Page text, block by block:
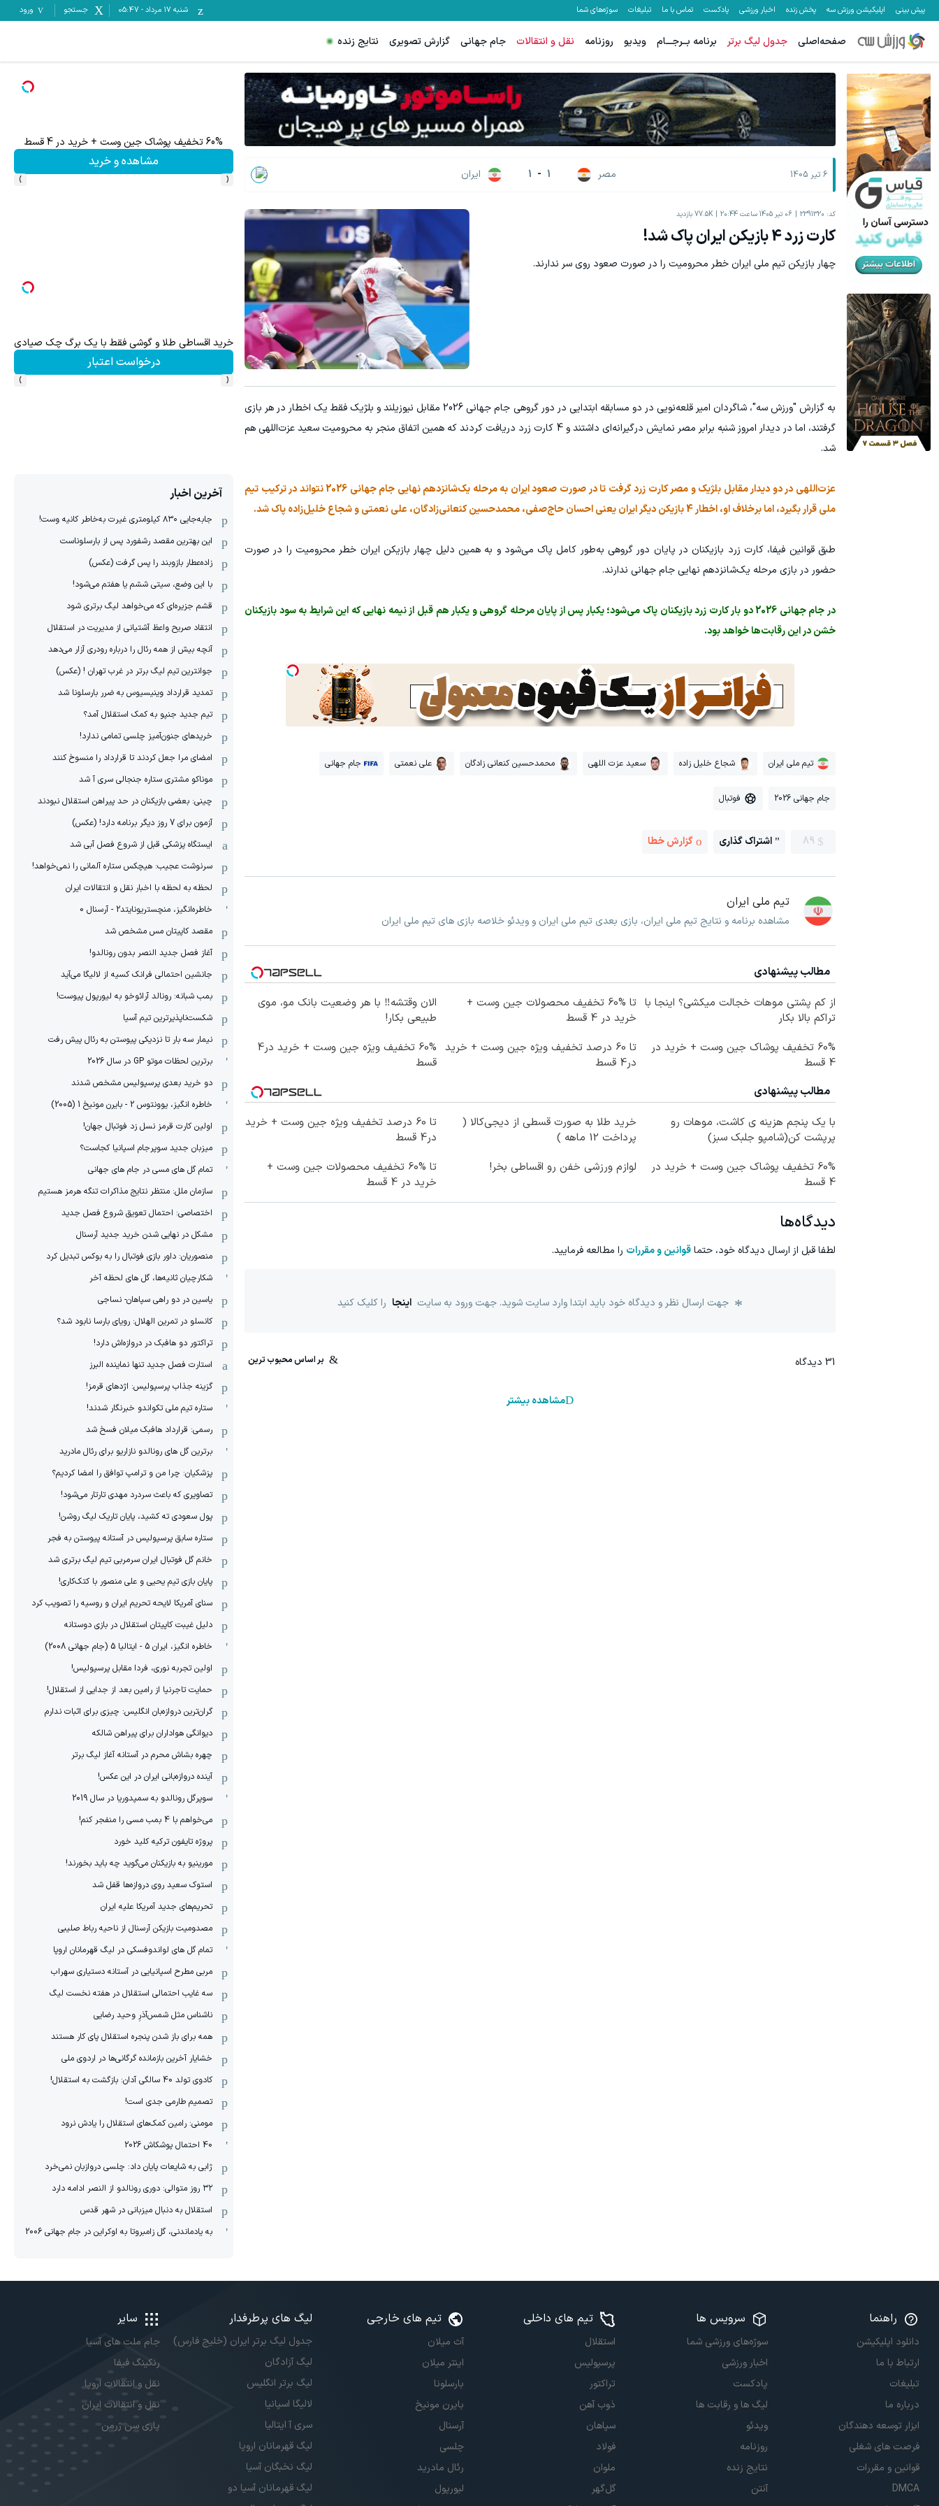
پیش بینی اپلیکیشن ورزش سه پخش زنده اخبار ورزشی پادکست تماس با ما تبلیغات سوژه‌های شما شنبه ۱۷ مرداد -
05:47 جستجو ورود
صفحه‌اصلی جدول لیگ برتر برنامه بــرجـــام ویدیو روزنامه نقل و انتقالات جام جهانی گزارش تصویری نتایج زنده
6 تیر 1405 مصر 1
-
1 ایران
کد: 2391320 06 تیر 1405 ساعت 20:44 77.5K بازدید
کارت زرد 4 بازیکن ایران پاک شد!
چهار بازیکن تیم ملی ایران خطر محرومیت را در صورت صعود روی سر ندارند.
به گزارش "ورزش سه"، شاگردان امیر قلعه‌نویی در دو مسابقه ابتدایی در دور گروهی جام جهانی 2026 مقابل نیوزیلند و بلژیک فقط یک اخطار در هر بازی
گرفتند، اما در دیدار امروز شنبه برابر مصر نمایش درگیرانه‌ای داشتند و 4 کارت زرد دریافت کردند که همین اتفاق منجر به محرومیت سعید عزت‌اللهی هم
شد.
عزت‌اللهی در دو دیدار مقابل بلژیک و مصر کارت زرد گرفت تا در صورت صعود ایران به مرحله یک‌شانزدهم نهایی جام جهانی 2026 نتواند در ترکیب تیم
ملی قرار بگیرد، اما برخلاف او، اخطار 4 بازیکن دیگر ایران یعنی احسان حاج‌صفی، محمدحسین کنعانی‌زادگان، علی نعمتی و شجاع خلیل‌زاده پاک شد.
طبق قوانین فیفا، کارت زرد بازیکنان در پایان دور گروهی به‌طور کامل پاک می‌شود و به همین دلیل چهار بازیکن ایران خطر محرومیت را در صورت
حضور در بازی مرحله یک‌شانزدهم نهایی جام جهانی ندارند.
در جام جهانی 2026 دو بار کارت زرد بازیکنان پاک می‌شود؛ یکبار پس از پایان مرحله گروهی و یکبار هم قبل از نیمه نهایی که این شرایط به سود بازیکنان
خشن در این رقابت‌ها خواهد بود.
تیم ملی ایران شجاع خلیل زاده سعید عزت اللهی محمدحسین کنعانی زادگان علی نعمتی جام جهانی
جام جهانی 2026 فوتبال
89 اشتراک گذاری گزارش خطا
تیم ملی ایران
مشاهده برنامه و نتایج تیم ملی ایران، بازی بعدی تیم ملی ایران و ویدئو خلاصه بازی های تیم ملی ایران
مطالب پیشنهادی
از کم پشتی موهات خجالت میکشی؟ اینجا با
تراکم بالا بکار
تا %60 تخفیف محصولات جین وست +
خرید در 4 قسط
الان وقتشه‼️ با هر وضعیت بانک مو، موی
طبیعی بکار!
60% تخفیف پوشاک جین وست + خرید در
4 قسط
تا 60 درصد تخفیف ویژه جین وست + خرید
در4 قسط
60% تخفیف ویژه جین وست + خرید در4
قسط
مطالب پیشنهادی
با یک پنجم هزینه ی کاشت، موهات رو
پرپشت کن(شامپو جلبک سبز)
خرید طلا به صورت قسطی از دیجی‌کالا (
پرداخت 12 ماهه )
تا 60 درصد تخفیف ویژه جین وست + خرید
در4 قسط
60% تخفیف پوشاک جین وست + خرید در
4 قسط
لوازم ورزشی خفن رو اقساطی بخر!
تا %60 تخفیف محصولات جین وست +
خرید در 4 قسط
دیدگاه‌ها
لطفا قبل از ارسال دیدگاه خود، حتماقوانین و مقررات را مطالعه فرمایید.
جهت ارسال نظر و دیدگاه خود باید ابتدا وارد سایت شوید. جهت ورود به سایت اینجا را کلیک کنید
31 دیدگاه
مشاهده بیشتر
60% تخفیف پوشاک جین وست + خرید در 4 قسط
مشاهده و خرید
‹
›
خرید اقساطی طلا و گوشی فقط با یک برگ چک صیادی
درخواست اعتبار
‹
›
آخرین اخبار
جابه‌جایی ۸۳۰ کیلومتری غیرت به‌خاطر کانیه وست!
این بهترین مقصد رشفورد پس از بارسلوناست
زاده‌عطار بازوبند را پس گرفت (عکس)
با این وضع، سیتی ششم یا هفتم می‌شود!
قشم جزیره‌ای که می‌خواهد لیگ برتری شود
انتقاد صریح واعظ آشتیانی از مدیریت در استقلال
آنچه بیش از همه رئال را درباره رودری آزار می‌دهد
جوانترین تیم لیگ برتر در غرب تهران ! (عکس)
تمدید قرارداد وینیسیوس به ضرر بارسلونا شد
تیم جدید جنپو به کمک استقلال آمد؟
خریدهای جنون‌آمیز چلسی تمامی ندارد!
امضای مرا جعل کردند تا قرارداد را منسوخ کنند
موناکو مشتری ستاره جنجالی سری آ شد
چینی: بعضی بازیکنان در حد پیراهن استقلال نبودند
آزمون برای 7 روز دیگر برنامه دارد! (عکس)
ایستگاه پزشکی قبل از شروع فصل آبی شد
سرنوشت عجیب: هیچکس ستاره آلمانی را نمی‌خواهد!
لحظه به لحظه با اخبار نقل و انتقالات ایران
خاطره‌انگیز، منچستریونایتد2 - آرسنال 0
مقصد کاپیتان مس مشخص شد
آغاز فصل جدید النصر بدون رونالدو!
جانشین احتمالی فرانک کسیه از لالیگا می‌آید
بمب شبانه: رونالد آرائوخو به لیورپول پیوست!
شکست‌ناپذیرترین تیم آسیا
نیمار سه بار تا نزدیکی پیوستن به رئال پیش رفت
برترین لحظات موتو GP در سال 2026
دو خرید بعدی پرسپولیس مشخص شدند
خاطره انگیز، یوونتوس 2 - بایرن مونیخ 1 (2005)
اولین کارت قرمز نسل زد فوتبال جهان!
میزبان جدید سوپرجام اسپانیا کجاست؟
تمام گل های مسی در جام های جهانی
سازمان ملل: منتظر نتایج مذاکرات تنگه هرمز هستیم
اختصاصی: احتمال تعویق شروع فصل جدید
مشکل در نهایی شدن خرید جدید آرسنال
منصوریان: داور بازی فوتبال را به بوکس تبدیل کرد
شکارچیان ثانیه‌ها، گل های لحظه آخر
یاسین در دو راهی سپاهان- نساجی
کانسلو در تمرین الهلال: رویای بارسا نابود شد؟
تراکتور دو هافبک در دروازه‌اش دارد!
استارت فصل جدید تنها نماینده البرز
گزینه جذاب پرسپولیس: اژدهای قرمز!
ستاره تیم ملی تکواندو خبرنگار شدند!
رسمی: قرارداد هافبک میلان فسخ شد
برترین گل های رونالدو نازاریو برای رئال مادرید
پزشکیان: چرا من و ترامپ توافق را امضا کردیم؟
تصاویری که باعث سردرد مهدی تارتار می‌شود!
پول سعودی ته کشید، پایان تاریک لیگ روشن!
ستاره سابق پرسپولیس در آستانه پیوستن به فجر
خانم گل فوتبال ایران سرمربی تیم لیگ برتری شد
پایان بازی تیم یحیی و علی منصور با کتک‌کاری!
سنای آمریکا لایحه تحریم ایران و روسیه را تصویب کرد
دلیل غیبت کاپیتان استقلال در بازی دوستانه
خاطره انگیز، ایران 5 - ایتالیا 5 (جام جهانی 2008)
اولین تجربه نوری، فردا مقابل پرسپولیس!
حمایت تاجرنیا از رامین بعد از جدایی از استقلال!
گران‌ترین دروازه‌بان انگلیس: چیزی برای اثبات ندارم
دیوانگی هواداران برای پیراهن شالکه
چهره بشاش محرم در آستانه آغاز لیگ برتر
آینده دروازه‌بانی ایران در این عکس!
سوپرگل رونالدو به سمپدوریا در سال 2019
می‌خواهم با 4 بمب مسی را منفجر کنم!
پروژه تایفون ترکیه کلید خورد
مورینیو به بازیکنان می‌گوید چه باید بخورند!
استوک سعید روی دروازه‌ها قفل شد
تحریم‌های جدید آمریکا علیه ایران
مصدومیت بازیکن آرسنال از ناحیه رباط صلیبی
تمام گل های لواندوفسکی در لیگ قهرمانان اروپا
مربی مطرح اسپانیایی در آستانه دستیاری سهراب
سه غایب احتمالی استقلال در هفته نخست لیگ
ناشناس مثل شمس‌آذرِ وحید رضایی
همه برای باز شدن پنجره استقلال پای کار هستند
خشایار آخرین بازمانده گرگانی‌ها در اردوی ملی
کادوی تولد 40 سالگی آدان: بازگشت به استقلال!
تصمیم طارمی جدی است!
مومنی: رامین کمک‌های استقلال را یادش نرود
40 احتمال پوشکاش 2026
ژابی به شایعات پایان داد: چلسی دروازبان نمی‌خرد
۳۲ روز متوالی: دوری رونالدو از النصر ادامه دارد
استقلال به دنبال میزبانی در شهر قدس
به یادماندنی، گل زامبروتا به اوکراین در جام جهانی 2006
راهنما
دانلود اپلیکیشن
ارتباط با ما
تبلیغات
درباره ما
ابزار توسعه دهندگان
فرصت های شغلی
قوانین و مقررات
DMCA
سرویس ها
سوژه‌های ورزشی شما
اخبار ورزشی
پادکست
لیگ ها و رقابت ها
ویدئو
روزنامه
نتایج زنده
آنتن
تیم های داخلی
استقلال
پرسپولیس
تراکتور
ذوب آهن
سپاهان
فولاد
ملوان
گل‌گهر
تیم های خارجی
آث میلان
اینتر میلان
بارسلونا
بایرن مونیخ
آرسنال
چلسی
رئال مادرید
لیورپول
لیگ های پرطرفدار
جدول لیگ برتر ایران (خلیج فارس)
لیگ آزادگان
لیگ برتر انگلیس
لالیگا اسپانیا
سری آ ایتالیا
لیگ قهرمانان اروپا
لیگ نخبگان آسیا
لیگ قهرمانان آسیا دو
سایر
جام ملت های آسیا
رنکینگ فیفا
نقل و انتقالات اروپا
نقل و انتقالات ایران
پاری سن ژرمن